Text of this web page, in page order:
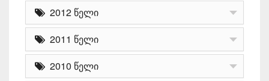
2012 წელი
2011 წელი
2010 წელი